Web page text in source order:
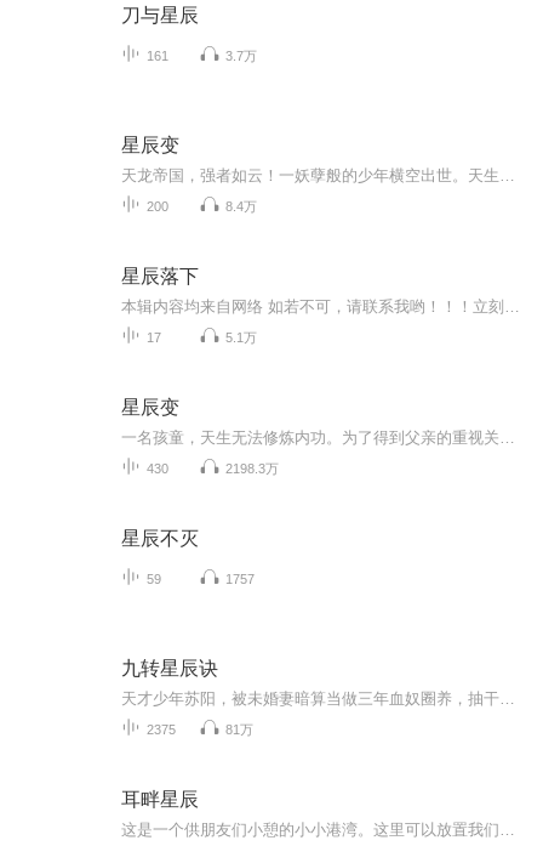
刀与星辰
161 3.7万
星辰变
200 8.4万
星辰落下
17 5.1万
星辰变
430 2198.3万
星辰不灭
59 1757
九转星辰诀
2375 81万
耳畔星辰